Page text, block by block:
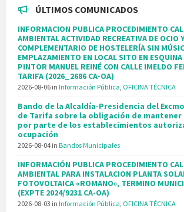
ÚLTIMOS COMUNICADOS
INFORMACION PUBLICA PROCEDIMIENTO
AMBIENTAL ACTIVIDAD RECREATIVA DE OCIO
COMPLEMENTARIO DE HOSTELERÍA SIN
EMPLAZAMIENTO EN LOCAL SITO EN ESQUINA
PINTOR MANUEL REINÉ CON CALLE IMELDO
TARIFA (2026_2686 CA-OA)
2026-08-06 in Información Pública, OFICINA TÉCNICA
Bando de la Alcaldía-Presidencia del
de Tarifa sobre la obligación de mantener
por parte de los establecimientos
ocupación
2026-08-04 in Bandos Municipales
INFORMACIÓN PUBLICA PROCEDIMIENTO
AMBIENTAL PARA INSTALACION PLANTA
FOTOVOLTAICA «ROMANO», TERMINO
(EXPTE 2024/9231 CA-OA)
2026-08-03 in Información Pública, OFICINA TÉCNICA